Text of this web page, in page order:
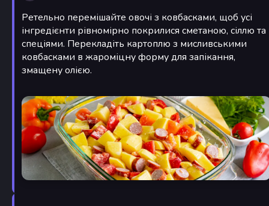
Ретельно перемішайте овочі з ковбасками, щоб усі
інгредієнти рівномірно покрилися сметаною, сіллю та
спеціями. Перекладіть картоплю з мисливськими
ковбасками в жароміцну форму для запікання,
змащену олією.